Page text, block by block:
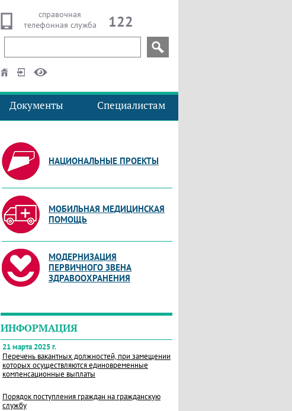
справочная
телефонная служба
122
Документы Специалистам
НАЦИОНАЛЬНЫЕ ПРОЕКТЫ
МОБИЛЬНАЯ МЕДИЦИНСКАЯ
ПОМОЩЬ
МОДЕРНИЗАЦИЯ
ПЕРВИЧНОГО ЗВЕНА
ЗДРАВООХРАНЕНИЯ
ИНФОРМАЦИЯ
21 марта 2025 г.
Перечень вакантных должностей, при замещении
которых осуществляются единовременные
компенсационные выплаты
Порядок поступления граждан на гражданскую
службу